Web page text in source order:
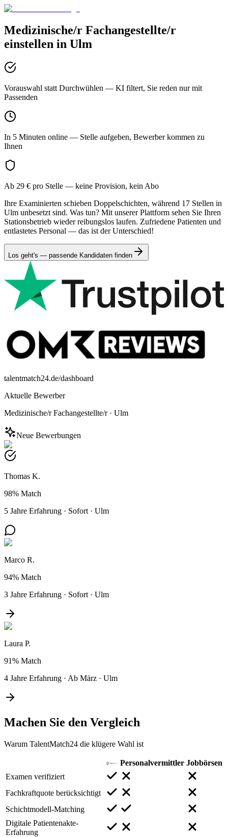
Medizinische/r Fachangestellte/r
einstellen in Ulm
Vorauswahl statt Durchwühlen — KI filtert, Sie reden nur mit
Passenden
In 5 Minuten online — Stelle aufgeben, Bewerber kommen zu
Ihnen
Ab 29 € pro Stelle — keine Provision, kein Abo
Ihre Examinierten schieben Doppelschichten, während 17 Stellen in
Ulm unbesetzt sind. Was tun? Mit unserer Plattform sehen Sie Ihren
Stationsbetrieb wieder reibungslos laufen. Zufriedene Patienten und
entlastetes Personal — das ist der Unterschied!
Los geht's — passende Kandidaten finden
talentmatch24.de/dashboard
Aktuelle Bewerber
Medizinische/r Fachangestellte/r· Ulm
Neue Bewerbungen
Thomas K.
98% Match
5 Jahre Erfahrung · Sofort · Ulm
Marco R.
94% Match
3 Jahre Erfahrung · Sofort · Ulm
Laura P.
91% Match
4 Jahre Erfahrung · Ab März · Ulm
Machen Sie den Vergleich
Warum TalentMatch24 die klügere Wahl ist
Personalvermittler Jobbörsen
Examen verifiziert
Fachkraftquote berücksichtigt
Schichtmodell-Matching
Digitale Patientenakte-
Erfahrung